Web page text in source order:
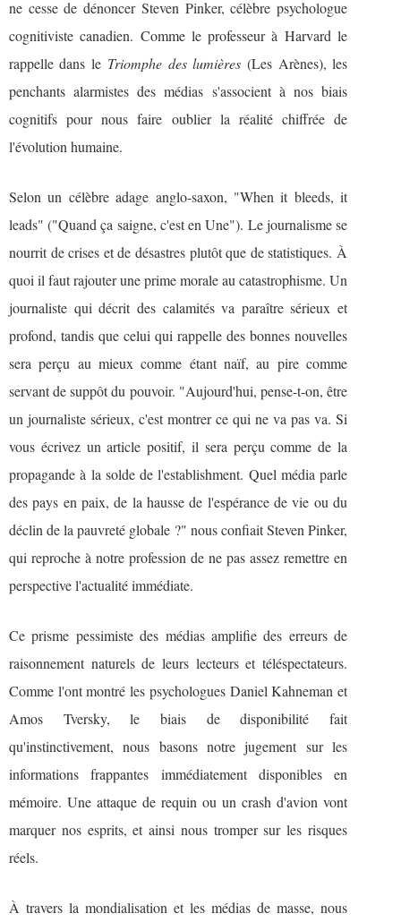
ne cesse de dénoncer Steven Pinker, célèbre psychologue
cognitiviste canadien. Comme le professeur à Harvard le
rappelle dans le Triomphe des lumières(Les Arènes), les
penchants alarmistes des médias s'associent à nos biais
cognitifs pour nous faire oublier la réalité chiffrée de
l'évolution humaine.
Selon un célèbre adage anglo-saxon, "When it bleeds, it
leads" ("Quand ça saigne, c'est en Une"). Le journalisme se
nourrit de crises et de désastres plutôt que de statistiques. À
quoi il faut rajouter une prime morale au catastrophisme. Un
journaliste qui décrit des calamités va paraître sérieux et
profond, tandis que celui qui rappelle des bonnes nouvelles
sera perçu au mieux comme étant naïf, au pire comme
servant de suppôt du pouvoir. "Aujourd'hui, pense-t-on, être
un journaliste sérieux, c'est montrer ce qui ne va pas va. Si
vous écrivez un article positif, il sera perçu comme de la
propagande à la solde de l'establishment. Quel média parle
des pays en paix, de la hausse de l'espérance de vie ou du
déclin de la pauvreté globale ?" nous confiait Steven Pinker,
qui reproche à notre profession de ne pas assez remettre en
perspective l'actualité immédiate.
Ce prisme pessimiste des médias amplifie des erreurs de
raisonnement naturels de leurs lecteurs et téléspectateurs.
Comme l'ont montré les psychologues Daniel Kahneman et
Amos Tversky, le biais de disponibilité fait
qu'instinctivement, nous basons notre jugement sur les
informations frappantes immédiatement disponibles en
mémoire. Une attaque de requin ou un crash d'avion vont
marquer nos esprits, et ainsi nous tromper sur les risques
réels.
À travers la mondialisation et les médias de masse, nous